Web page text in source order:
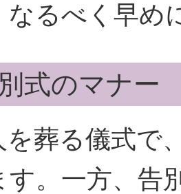
なるべく早め
式のマナー
を葬る儀式で
す。一方、告